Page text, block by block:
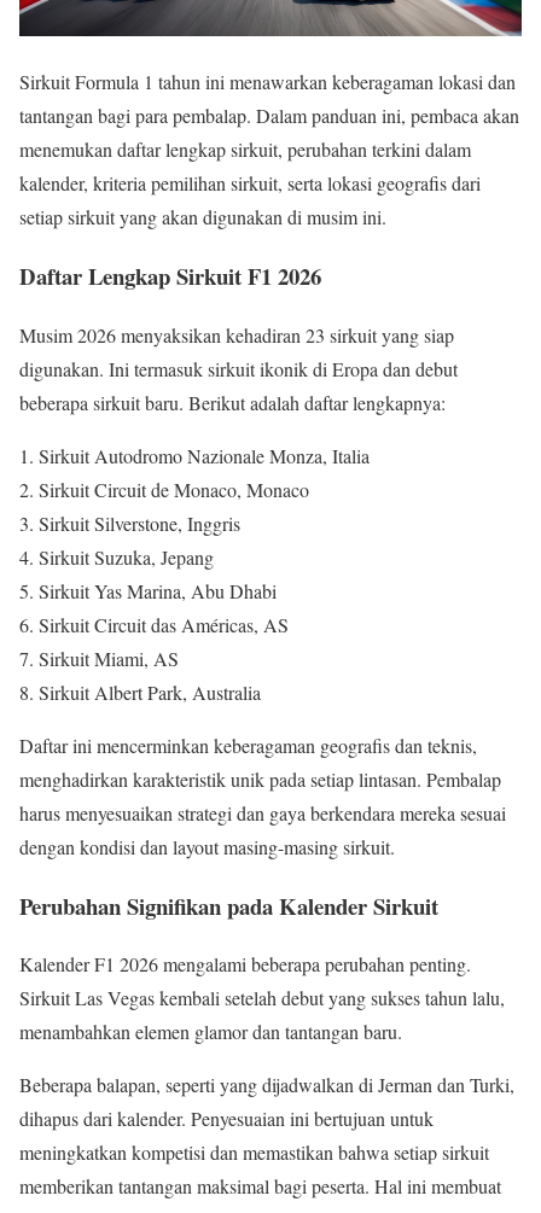
Sirkuit Formula 1 tahun ini menawarkan keberagaman lokasi dan
tantangan bagi para pembalap. Dalam panduan ini, pembaca akan
menemukan daftar lengkap sirkuit, perubahan terkini dalam
kalender, kriteria pemilihan sirkuit, serta lokasi geografis dari
setiap sirkuit yang akan digunakan di musim ini.
Daftar Lengkap Sirkuit F1 2026
Musim 2026 menyaksikan kehadiran 23 sirkuit yang siap
digunakan. Ini termasuk sirkuit ikonik di Eropa dan debut
beberapa sirkuit baru. Berikut adalah daftar lengkapnya:
Sirkuit Autodromo Nazionale Monza, Italia
Sirkuit Circuit de Monaco, Monaco
Sirkuit Silverstone, Inggris
Sirkuit Suzuka, Jepang
Sirkuit Yas Marina, Abu Dhabi
Sirkuit Circuit das Américas, AS
Sirkuit Miami, AS
Sirkuit Albert Park, Australia
Daftar ini mencerminkan keberagaman geografis dan teknis,
menghadirkan karakteristik unik pada setiap lintasan. Pembalap
harus menyesuaikan strategi dan gaya berkendara mereka sesuai
dengan kondisi dan layout masing-masing sirkuit.
Perubahan Signifikan pada Kalender Sirkuit
Kalender F1 2026 mengalami beberapa perubahan penting.
Sirkuit Las Vegas kembali setelah debut yang sukses tahun lalu,
menambahkan elemen glamor dan tantangan baru.
Beberapa balapan, seperti yang dijadwalkan di Jerman dan Turki,
dihapus dari kalender. Penyesuaian ini bertujuan untuk
meningkatkan kompetisi dan memastikan bahwa setiap sirkuit
memberikan tantangan maksimal bagi peserta. Hal ini membuat